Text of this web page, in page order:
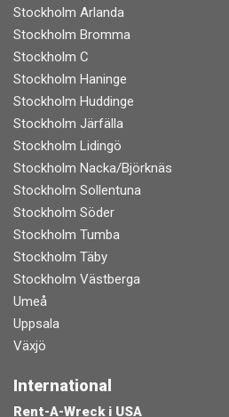
Stockholm Arlanda
Stockholm Bromma
Stockholm C
Stockholm Haninge
Stockholm Huddinge
Stockholm Järfälla
Stockholm Lidingö
Stockholm Nacka/Björknäs
Stockholm Sollentuna
Stockholm Söder
Stockholm Tumba
Stockholm Täby
Stockholm Västberga
Umeå
Uppsala
Växjö
International
Rent-A-Wreck i USA